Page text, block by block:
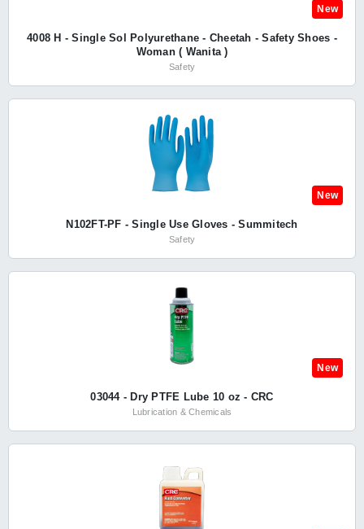
New
4008 H - Single Sol Polyurethane - Cheetah - Safety Shoes -
Woman ( Wanita )
Safety
New
N102FT-PF - Single Use Gloves - Summitech
Safety
New
03044 - Dry PTFE Lube 10 oz - CRC
Lubrication & Chemicals